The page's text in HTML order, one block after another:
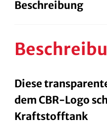
Beschreibung
Diese
dem CBR-Logo
Kraftstofftank